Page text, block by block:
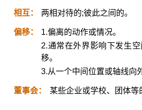
相互： 两相对待的;彼此之间的。
偏移：
1.偏离的动作或情况。
2.通常在外界影响下发生
移。
3.从一个中间位置或轴线向
董事会： 某些企业或学校、团体等